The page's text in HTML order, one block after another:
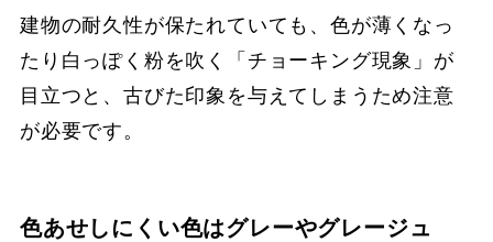
建物の耐久性が保たれていても、色が薄くなっ
たり白っぽく粉を吹く「チョーキング現象」が
目立つと、古びた印象を与えてしまうため注意
が必要です。
色あせしにくい色はグレーやグレージュ